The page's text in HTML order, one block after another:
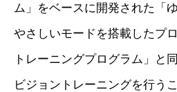
ム」をベースに開発された「
やさしいモードを搭載したプ
トレーニングプログラム」と
ビジョントレーニングを行う